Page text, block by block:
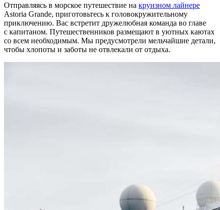
Отправляясь в морское путешествие на круизном лайнере
Astoria Grande, приготовьтесь к головокружительному
приключению. Вас встретит дружелюбная команда во главе
с капитаном. Путешественников размещают в уютных каютах
со всем необходимым. Мы предусмотрели мельчайшие детали,
чтобы хлопоты и заботы не отвлекали от отдыха.